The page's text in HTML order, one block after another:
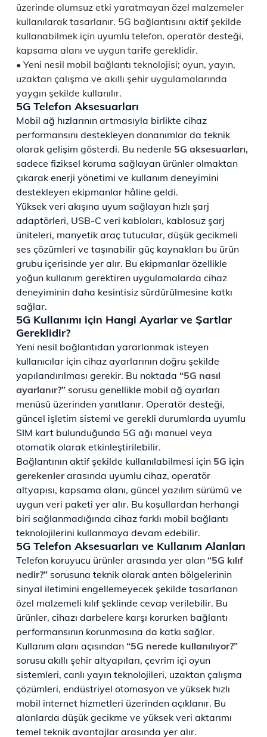
üzerinde olumsuz etki yaratmayan özel malzemeler
kullanılarak tasarlanır. 5G bağlantısını aktif şekilde
kullanabilmek için uyumlu telefon, operatör desteği,
kapsama alanı ve uygun tarife gereklidir.
Yeni nesil mobil bağlantı teknolojisi; oyun, yayın,
uzaktan çalışma ve akıllı şehir uygulamalarında
yaygın şekilde kullanılır.
5G Telefon Aksesuarları
Mobil ağ hızlarının artmasıyla birlikte cihaz
performansını destekleyen donanımlar da teknik
olarak gelişim gösterdi. Bu nedenle 5G aksesuarları,
sadece fiziksel koruma sağlayan ürünler olmaktan
çıkarak enerji yönetimi ve kullanım deneyimini
destekleyen ekipmanlar hâline geldi.
Yüksek veri akışına uyum sağlayan hızlı şarj
adaptörleri, USB-C veri kabloları, kablosuz şarj
üniteleri, manyetik araç tutucular, düşük gecikmeli
ses çözümleri ve taşınabilir güç kaynakları bu ürün
grubu içerisinde yer alır. Bu ekipmanlar özellikle
yoğun kullanım gerektiren uygulamalarda cihaz
deneyiminin daha kesintisiz sürdürülmesine katkı
sağlar.
5G Kullanımı için Hangi Ayarlar ve Şartlar
Gereklidir?
Yeni nesil bağlantıdan yararlanmak isteyen
kullanıcılar için cihaz ayarlarının doğru şekilde
yapılandırılması gerekir. Bu noktada “5G nasıl
ayarlanır?” sorusu genellikle mobil ağ ayarları
menüsü üzerinden yanıtlanır. Operatör desteği,
güncel işletim sistemi ve gerekli durumlarda uyumlu
SIM kart bulunduğunda 5G ağı manuel veya
otomatik olarak etkinleştirilebilir.
Bağlantının aktif şekilde kullanılabilmesi için 5G için
gerekenlerarasında uyumlu cihaz, operatör
altyapısı, kapsama alanı, güncel yazılım sürümü ve
uygun veri paketi yer alır. Bu koşullardan herhangi
biri sağlanmadığında cihaz farklı mobil bağlantı
teknolojilerini kullanmaya devam edebilir.
5G Telefon Aksesuarları ve Kullanım Alanları
Telefon koruyucu ürünler arasında yer alan “5G kılıf
nedir?” sorusuna teknik olarak anten bölgelerinin
sinyal iletimini engellemeyecek şekilde tasarlanan
özel malzemeli kılıf şeklinde cevap verilebilir. Bu
ürünler, cihazı darbelere karşı korurken bağlantı
performansının korunmasına da katkı sağlar.
Kullanım alanı açısından “5G nerede kullanılıyor?”
sorusu akıllı şehir altyapıları, çevrim içi oyun
sistemleri, canlı yayın teknolojileri, uzaktan çalışma
çözümleri, endüstriyel otomasyon ve yüksek hızlı
mobil internet hizmetleri üzerinden açıklanır. Bu
alanlarda düşük gecikme ve yüksek veri aktarımı
temel teknik avantajlar arasında yer alır.